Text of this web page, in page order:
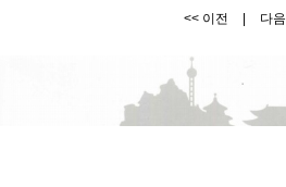
<< 이전 다
초급회화3